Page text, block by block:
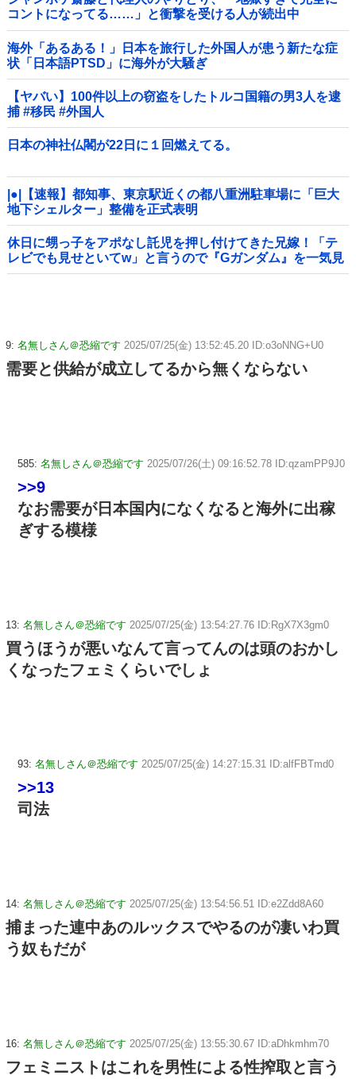
コントになってる……」と衝撃を受ける人が続出中
海外「あるある！」日本を旅行した外国人が患う新たな症
状「日本語PTSD」に海外が大騒ぎ
【ヤバい】100件以上の窃盗をしたトルコ国籍の男3人を逮
捕 #移民 #外国人
日本の神社仏閣が22日に１回燃えてる。
|●|【速報】都知事、東京駅近くの都八重洲駐車場に「巨大
地下シェルター」整備を正式表明
休日に甥っ子をアポなし託児を押し付けてきた兄嫁！「テ
レビでも見せといてw」と言うので『Gガンダム』を一気見
させた結果……甥っ子が重度の中二病を発症して家で大暴
9: 名無しさん＠恐縮です 2025/07/25(金) 13:52:45.20 ID:o3oNNG+U0
需要と供給が成立してるから無くならない
585: 名無しさん＠恐縮です 2025/07/26(土) 09:16:52.78 ID:qzamPP9J0
>>9
なお需要が日本国内になくなると海外に出稼
ぎする模様
13: 名無しさん＠恐縮です 2025/07/25(金) 13:54:27.76 ID:RgX7X3gm0
買うほうが悪いなんて言ってんのは頭のおかし
くなったフェミくらいでしょ
93: 名無しさん＠恐縮です 2025/07/25(金) 14:27:15.31 ID:alfFBTmd0
>>13
司法
14: 名無しさん＠恐縮です 2025/07/25(金) 13:54:56.51 ID:e2Zdd8A60
捕まった連中あのルックスでやるのが凄いわ買
う奴もだが
16: 名無しさん＠恐縮です 2025/07/25(金) 13:55:30.67 ID:aDhkmhm70
フェミニストはこれを男性による性搾取と言う